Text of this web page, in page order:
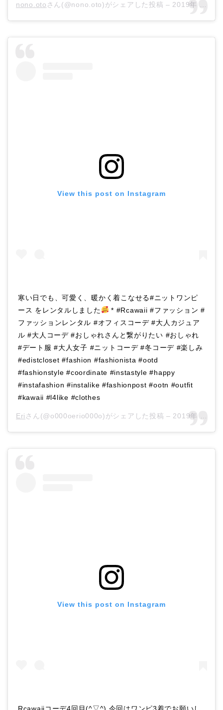
nono.oto さん(@nono.oto)がシェアした投稿 – 2019年 2月月5日午後6時43分PST
View this post on Instagram
寒い日でも、可愛く、暖かく着こなせる#ニットワンピ
ース をレンタルしました
* #Rcawaii #ファッション #
ファッションレンタル #オフィスコーデ #大人カジュア
ル #大人コーデ #おしゃれさんと繋がりたい #おしゃれ
#デート服 #大人女子 #ニットコーデ #冬コーデ #楽しみ
#edistcloset #fashion #fashionista #ootd
#fashionstyle #coordinate #instastyle #happy
#instafashion #instalike #fashionpost #ootn #outfit
#kawaii #l4like #clothes
Eri さん(@o000oerio000o)がシェアした投稿 – 2019年 1月月30日午前4時22分PST
View this post on Instagram